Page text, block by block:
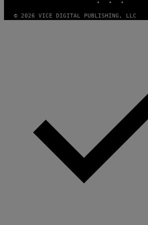
© 2026 VICE DIGITAL PUBLISHING, LLC